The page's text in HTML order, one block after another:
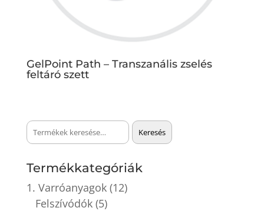
GelPoint Path – Transzanális zselés
feltáró szett
Keresés
a
Keresés
Termékkategóriák
1. Varróanyagok (12)
Felszívódók (5)